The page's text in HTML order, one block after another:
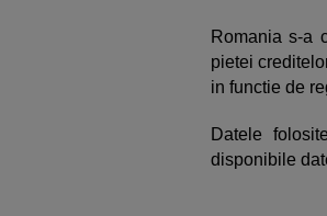
Romania s-a
pietei
in functie de
Datele
disponibile